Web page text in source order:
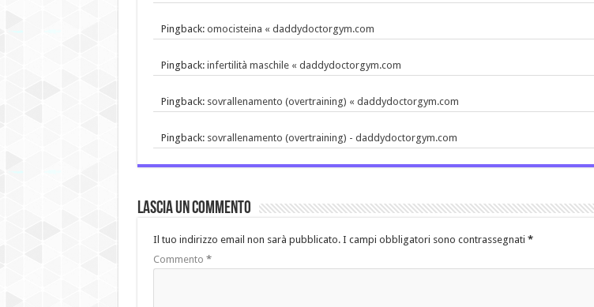
Pingback: omocisteina « daddydoctorgym.com
Pingback: infertilità maschile « daddydoctorgym.com
Pingback: sovrallenamento (overtraining) « daddydoctorgym.com
Pingback: sovrallenamento (overtraining) - daddydoctorgym.com
Lascia un commento
Il tuo indirizzo email non sarà pubblicato. I campi obbligatori sono contrassegnati *
Commento *